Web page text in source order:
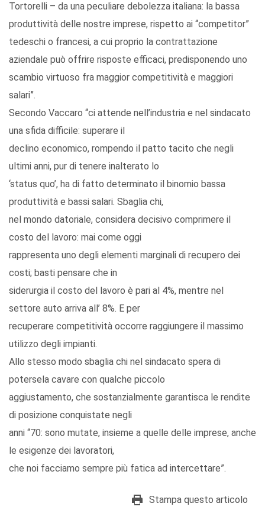
Tortorelli – da una peculiare debolezza italiana: la bassa
produttività delle nostre imprese, rispetto ai “competitor”
tedeschi o francesi, a cui proprio la contrattazione
aziendale può offrire risposte efficaci, predisponendo uno
scambio virtuoso fra maggior competitività e maggiori
salari”.
Secondo Vaccaro “ci attende nell’industria e nel sindacato
una sfida difficile: superare il
declino economico, rompendo il patto tacito che negli
ultimi anni, pur di tenere inalterato lo
‘status quo’, ha di fatto determinato il binomio bassa
produttività e bassi salari. Sbaglia chi,
nel mondo datoriale, considera decisivo comprimere il
costo del lavoro: mai come oggi
rappresenta uno degli elementi marginali di recupero dei
costi; basti pensare che in
siderurgia il costo del lavoro è pari al 4%, mentre nel
settore auto arriva all’ 8%. E per
recuperare competitività occorre raggiungere il massimo
utilizzo degli impianti.
Allo stesso modo sbaglia chi nel sindacato spera di
potersela cavare con qualche piccolo
aggiustamento, che sostanzialmente garantisca le rendite
di posizione conquistate negli
anni “70: sono mutate, insieme a quelle delle imprese, anche
le esigenze dei lavoratori,
che noi facciamo sempre più fatica ad intercettare”.
Stampa questo articolo